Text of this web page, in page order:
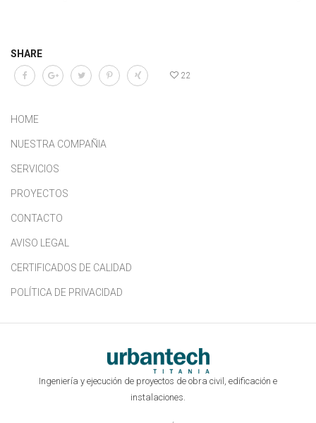
SHARE
22
HOME
NUESTRA COMPAÑIA
SERVICIOS
PROYECTOS
CONTACTO
AVISO LEGAL
CERTIFICADOS DE CALIDAD
POLÍTICA DE PRIVACIDAD
Ingeniería y ejecución de proyectos de obra civil, edificación e
instalaciones.